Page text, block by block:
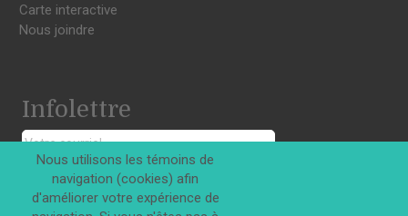
Carte interactive
Nous joindre
Infolettre
S'INSCRIRE
Nous utilisons les témoins de
navigation (cookies) afin
d'améliorer votre expérience de